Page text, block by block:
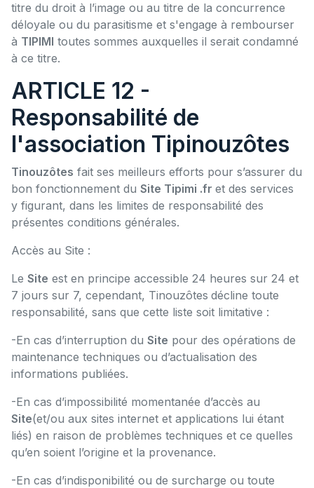
titre du droit à l’image ou au titre de la concurrence
déloyale ou du parasitisme et s'engage à rembourser
à TIPIMI toutes sommes auxquelles il serait condamné
à ce titre.
ARTICLE 12 -
Responsabilité de
l'association Tipinouzôtes
Tinouzôtes fait ses meilleurs efforts pour s’assurer du
bon fonctionnement du Site Tipimi .fr et des services
y figurant, dans les limites de responsabilité des
présentes conditions générales.
Accès au Site :
Le Site est en principe accessible 24 heures sur 24 et
7 jours sur 7, cependant, Tinouzôtes décline toute
responsabilité, sans que cette liste soit limitative :
-En cas d’interruption du Site pour des opérations de
maintenance techniques ou d’actualisation des
informations publiées.
-En cas d’impossibilité momentanée d’accès au
Site(et/ou aux sites internet et applications lui étant
liés) en raison de problèmes techniques et ce quelles
qu’en soient l’origine et la provenance.
-En cas d’indisponibilité ou de surcharge ou toute